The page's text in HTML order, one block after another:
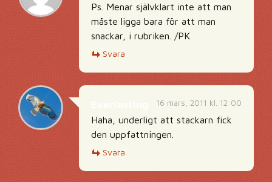
Ps. Menar självklart inte att man
måste ligga bara för att man
snackar, i rubriken. /PK
Svara
16 mars, 2011 kl. 12:00
Haha, underligt att stackarn fick
den uppfattningen.
Svara